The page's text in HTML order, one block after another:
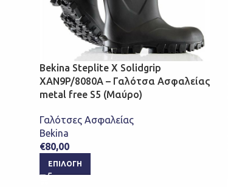
Bekina Steplite X Solidgrip
XAN9P/8080A – Γαλότσα Ασφαλείας
metal free S5 (Μαύρο)
Γαλότσες Ασφαλείας
Bekina
€80,00
ΕΠΙΛΟΓΉ